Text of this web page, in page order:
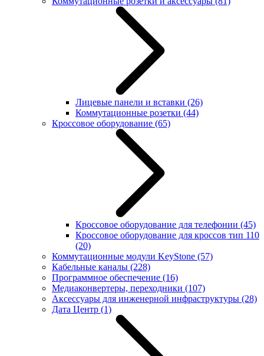
Лицевые панели и вставки (26)
Коммутационные розетки (44)
Кроссовое оборудование (65)
Кроссовое оборудование для телефонии (45)
Кроссовое оборудование для кроссов тип 110
(20)
Коммутационные модули KeyStone (57)
Кабельные каналы (228)
Программное обеспечение (16)
Медиаконвертеры, переходники (107)
Аксессуары для инженерной инфраструктуры (28)
Дата Центр (1)